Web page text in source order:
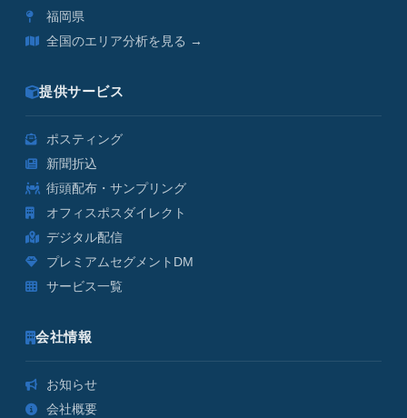
福岡県
全国のエリア分析を見る →
提供サービス
ポスティング
新聞折込
街頭配布・サンプリング
オフィスポスダイレクト
デジタル配信
プレミアムセグメントDM
サービス一覧
会社情報
お知らせ
会社概要